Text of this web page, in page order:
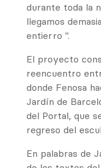
durante toda la
llegamos
entierro ".
El proyecto
reencuentro
donde Fenosa
Jardín de
del Portal, que
regreso del
En palabras de